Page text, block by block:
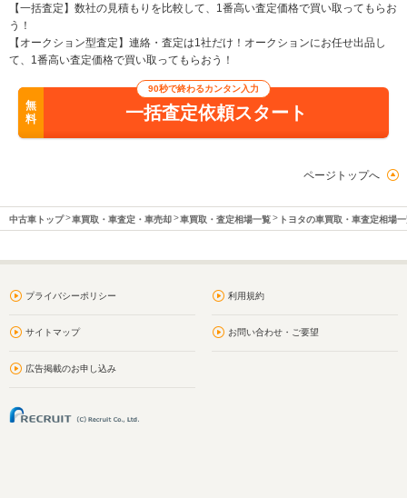
【一括査定】数社の見積もりを比較して、1番高い査定価格で買い取ってもらお
う！
【オークション型査定】連絡・査定は1社だけ！オークションにお任せ出品し
て、1番高い査定価格で買い取ってもらおう！
無
料
90秒で終わるカンタン入力
一括査定依頼スタート
ページトップへ
中古車トップ 車買取・車査定・車売却 車買取・査定相場一覧 トヨタの車買取・車査定相場
プライバシーポリシー 利用規約
サイトマップ お問い合わせ・ご要望
広告掲載のお申し込み